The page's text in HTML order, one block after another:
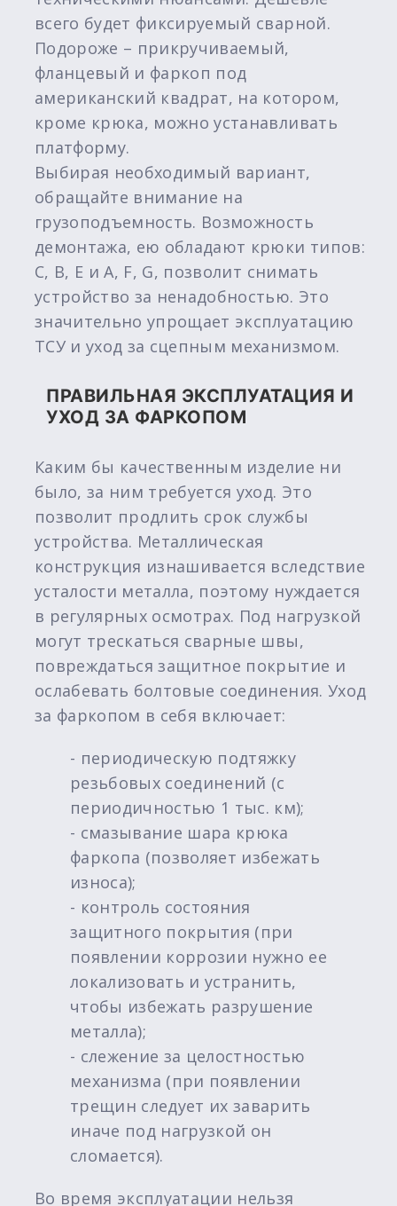
всего будет фиксируемый сварной.
Подороже – прикручиваемый,
фланцевый и фаркоп под
американский квадрат, на котором,
кроме крюка, можно устанавливать
платформу.
Выбирая необходимый вариант,
обращайте внимание на
грузоподъемность. Возможность
демонтажа, ею обладают крюки типов:
C, B, E и A, F, G, позволит снимать
устройство за ненадобностью. Это
значительно упрощает эксплуатацию
ТСУ и уход за сцепным механизмом.
ПРАВИЛЬНАЯ ЭКСПЛУАТАЦИЯ И
УХОД ЗА ФАРКОПОМ
Каким бы качественным изделие ни
было, за ним требуется уход. Это
позволит продлить срок службы
устройства. Металлическая
конструкция изнашивается вследствие
усталости металла, поэтому нуждается
в регулярных осмотрах. Под нагрузкой
могут трескаться сварные швы,
повреждаться защитное покрытие и
ослабевать болтовые соединения. Уход
за фаркопом в себя включает:
- периодическую подтяжку
резьбовых соединений (с
периодичностью 1 тыс. км);
- смазывание шара крюка
фаркопа (позволяет избежать
износа);
- контроль состояния
защитного покрытия (при
появлении коррозии нужно ее
локализовать и устранить,
чтобы избежать разрушение
металла);
- слежение за целостностью
механизма (при появлении
трещин следует их заварить
иначе под нагрузкой он
сломается).
Во время эксплуатации нельзя